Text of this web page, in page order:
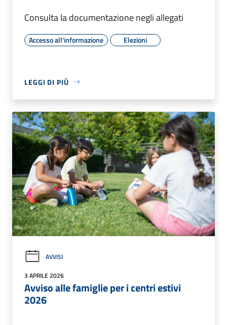
Consulta la documentazione negli allegati
Accesso all'informazione Elezioni
LEGGI DI PIÙ
AVVISI
3 APRILE 2026
Avviso alle famiglie per i centri estivi
2026